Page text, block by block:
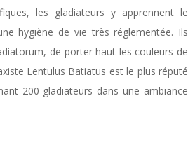
les gladiateurs y apprennent le
hygiène de vie très réglementée. Ils
de porter haut les couleurs de
Lentulus Batiatus est le plus réputé
200 gladiateurs dans une ambiance